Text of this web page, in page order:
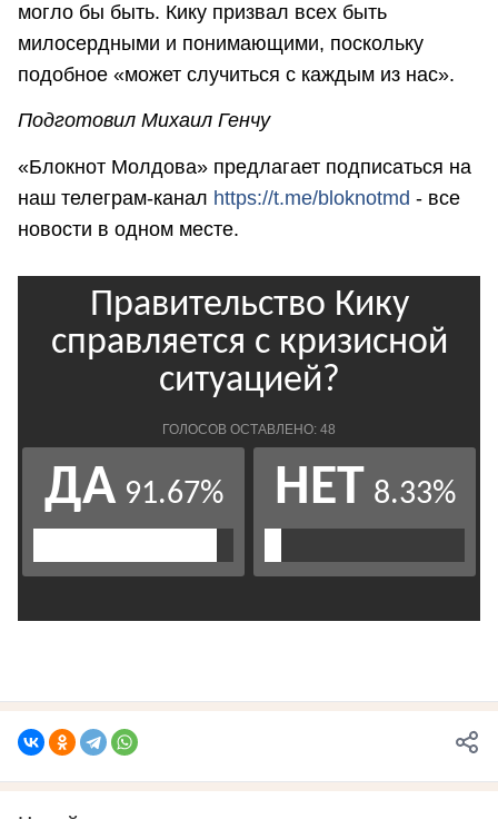
могло бы быть. Кику призвал всех быть
милосердными и понимающими, поскольку
подобное «может случиться с каждым из нас».
Подготовил Михаил Генчу
«Блокнот Молдова» предлагает подписаться на
наш телеграм-канал https://t.me/bloknotmd - все
новости в одном месте.